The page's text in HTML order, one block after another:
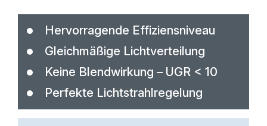
SBL13WB STAND.
SBL13WB E-WHITE
Hervorragende Effiziensniveau
Gleichmäßige Lichtverteilung
Keine Blendwirkung – UGR < 10
Perfekte Lichtstrahlregelung